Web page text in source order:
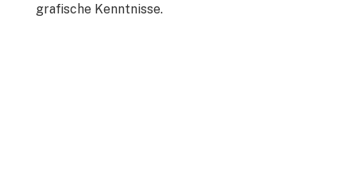
grafische Kenntnisse.